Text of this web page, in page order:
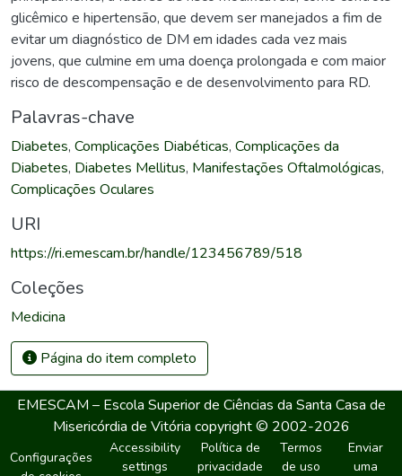
glicêmico e hipertensão, que devem ser manejados a fim de
evitar um diagnóstico de DM em idades cada vez mais
jovens, que culmine em uma doença prolongada e com maior
risco de descompensação e de desenvolvimento para RD.
Palavras-chave
Diabetes, Complicações Diabéticas, Complicações da
Diabetes, Diabetes Mellitus, Manifestações Oftalmológicas,
Complicações Oculares
URI
https://ri.emescam.br/handle/123456789/518
Coleções
Medicina
Página do item completo
EMESCAM – Escola Superior de Ciências da Santa Casa de
Misericórdia de Vitória copyright © 2002-2026
Configurações
Accessibility
settings
Política de
privacidade
Termos
de uso
Enviar
uma